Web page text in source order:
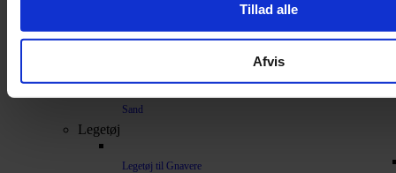
Tillad alle
Afvis
Spelt
Vat
Sand
Legetøj
Legetøj til Gnavere